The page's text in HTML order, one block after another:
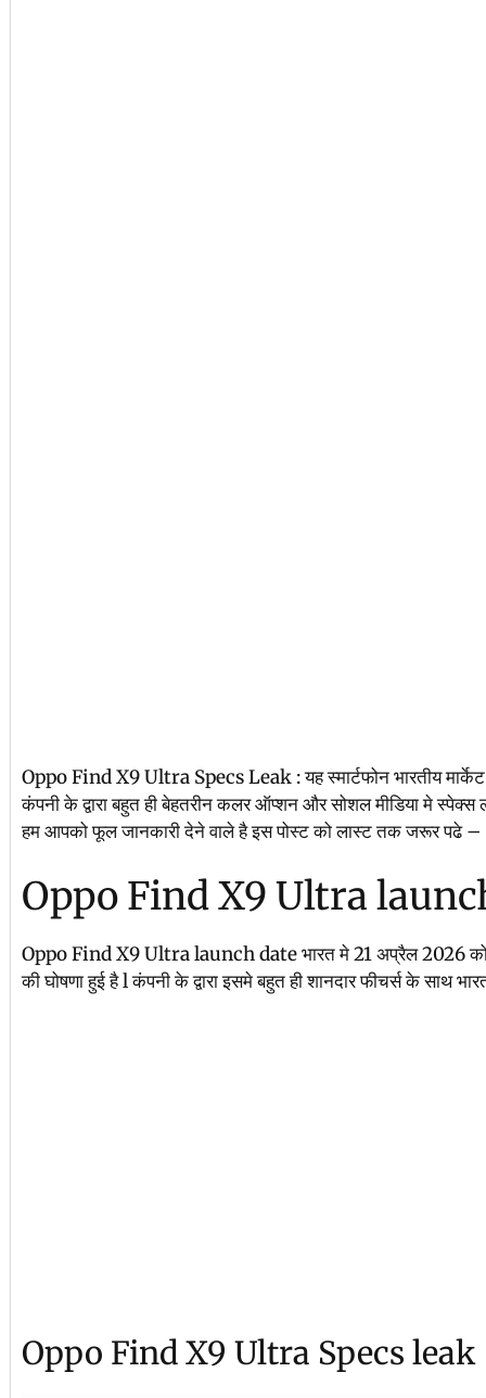
Oppo Find X9 Ultra Specs Leak : यह स्मार्टफोन भारतीय मार्केट
कंपनी के द्वारा बहुत ही बेहतरीन कलर ऑप्शन और सोशल मीडिया मे
हम आपको फूल जानकारी देने वाले है इस पोस्ट को लास्ट तक जरूर पढे –
Oppo Find X9 Ultra
Oppo Find X9 Ultra launch date भारत मे 21 अप्रैल 2026 को
की घोषणा हुई है l कंपनी के द्वारा इसमे बहुत ही शानदार फीचर्स के साथ
Oppo Find X9 Ultra Specs leak